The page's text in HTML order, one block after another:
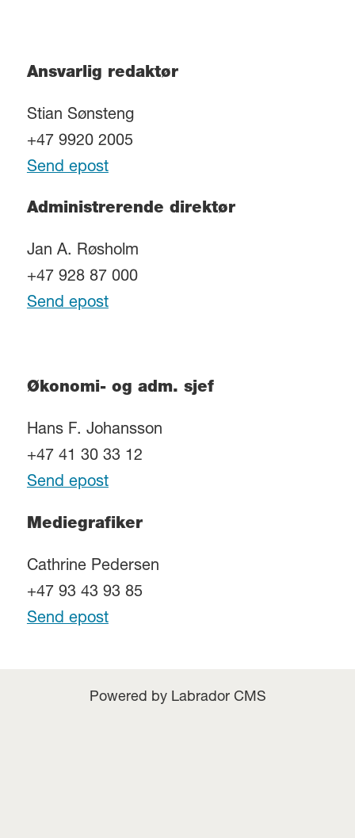
Ansvarlig redaktør
Stian Sønsteng
+47 9920 2005
Send epost
Administrerende direktør
Jan A. Røsholm
+47 928 87 000
Send epost
Økonomi- og adm. sjef
Hans F. Johansson
+47 41 30 33 12
Send epost
Mediegrafiker
Cathrine Pedersen
+47 93 43 93 85
Send epost
Powered by Labrador CMS